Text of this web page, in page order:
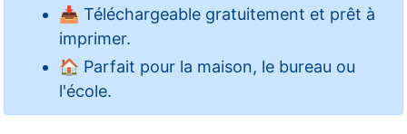
📥 Téléchargeable gratuitement et prêt à
imprimer.
🏠 Parfait pour la maison, le bureau ou
l'école.